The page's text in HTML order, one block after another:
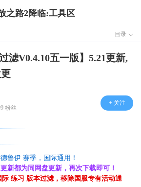
之路2降临:工具区
目录
滤V0.4.10五一版】5.21更新,
粉丝
+ 关注
鲁伊 赛季，国际通用！
新都为同网盘更新，再次下载即可！
际 练习 版本过滤，移除国服专有活动通